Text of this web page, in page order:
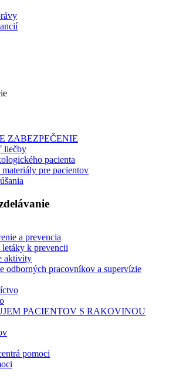
ZABEZPEČENIE
liečby
pacienta
pre pacientov
a prevencia
k prevencii
aktivity
odborných pracovníkov a supervízie
PACIENTOV S RAKOVINOU
pomoci